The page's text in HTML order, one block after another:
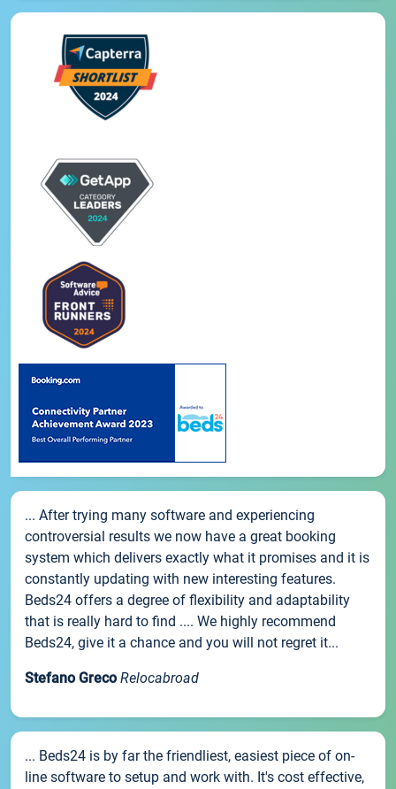
... After trying many software and experiencing
controversial results we now have a great booking
system which delivers exactly what it promises and it is
constantly updating with new interesting features.
Beds24 offers a degree of flexibility and adaptability
that is really hard to find .... We highly recommend
Beds24, give it a chance and you will not regret it...
Stefano Greco Relocabroad
... Beds24 is by far the friendliest, easiest piece of on-
line software to setup and work with. It's cost effective,